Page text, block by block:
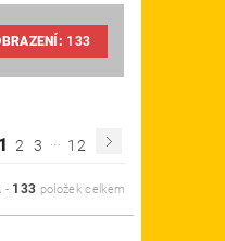
133
1 2 3 ... 12
- 133 položek celkem